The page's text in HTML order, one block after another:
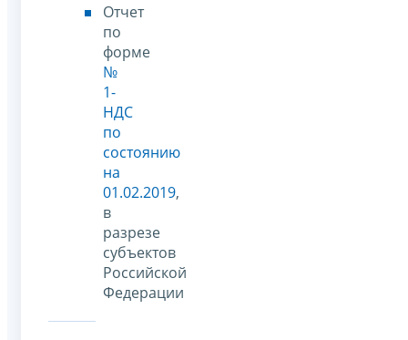
Отчет
по
форме
№
1-
НДС
по
состоянию
на
01.02.2019,
в
разрезе
субъектов
Российской
Федерации